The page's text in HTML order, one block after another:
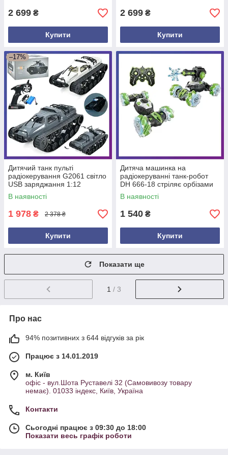
2 699 ₴
Купити
2 699 ₴
Купити
–17%
Дитячий танк пульті
радіокерування G2061 світло
USB заряджання 1:12
В наявності
1 978 ₴ 2 378 ₴
Купити
Дитяча машинка на
радіокеруванні танк-робот
DH 666-18 стріляє орбізами
парогенератор
В наявності
1 540 ₴
Купити
Показати ще
1 / 3
Про нас
94% позитивних з 644 відгуків за рік
Працює з 14.01.2019
м. Київ
офіс - вул.Шота Руставелі 32 (Самовивозу товару
немає). 01033 індекс, Київ, Україна
Контакти
Сьогодні працює з 09:30 до 18:00
Показати весь графік роботи